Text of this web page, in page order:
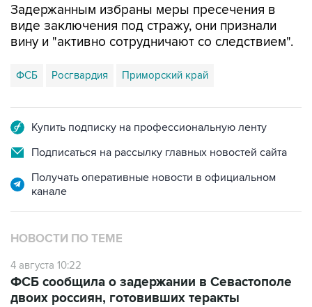
Задержанным избраны меры пресечения в
виде заключения под стражу, они признали
вину и "активно сотрудничают со следствием".
ФСБ Росгвардия Приморский край
Купить подписку на профессиональную ленту
Подписаться на рассылку главных новостей сайта
Получать оперативные новости в официальном
канале
НОВОСТИ ПО ТЕМЕ
4 августа 10:22
ФСБ сообщила о задержании в Севастополе
двоих россиян, готовивших теракты